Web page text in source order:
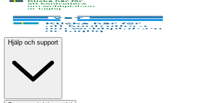
Hjälp och support